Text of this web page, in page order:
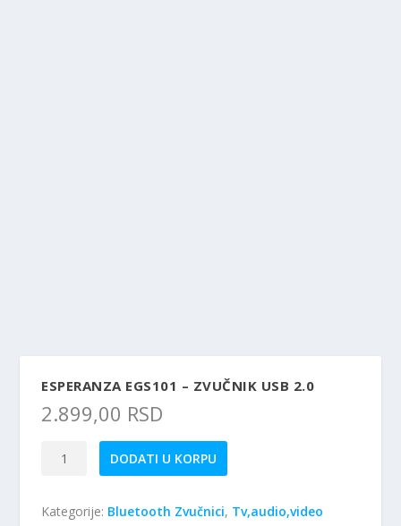
ESPERANZA EGS101 – ZVUČNIK USB 2.0
2.899,00 RSD
Esperanza
Zvučnik
DODATI U KORPU
Kategorije: Bluetooth Zvučnici, Tv,audio,video